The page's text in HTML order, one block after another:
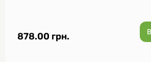
878.00 грн.